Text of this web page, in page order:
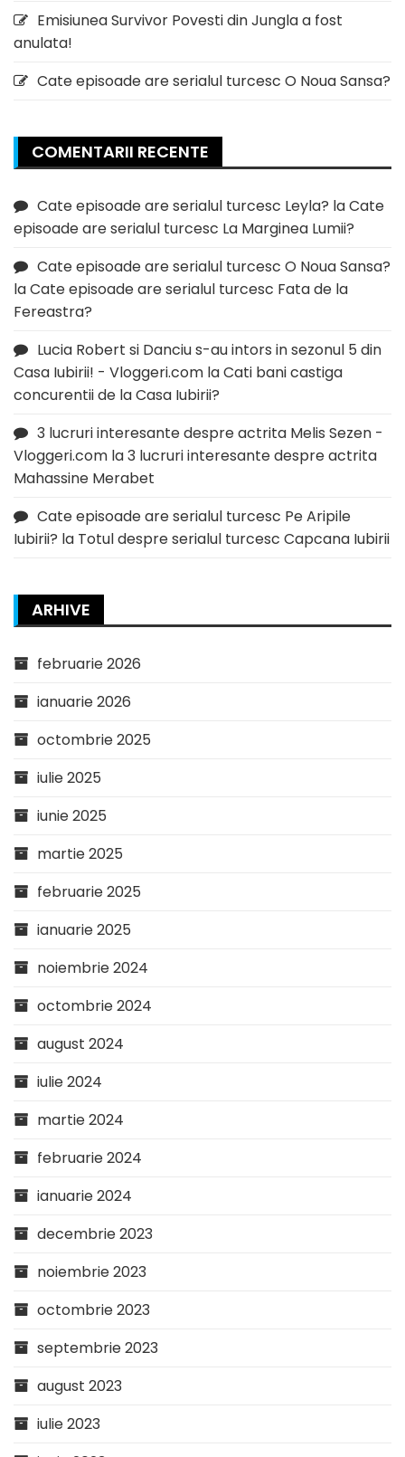
Emisiunea Survivor Povesti din Jungla a fost
anulata!
Cate episoade are serialul turcesc O Noua Sansa?
COMENTARII RECENTE
Cate episoade are serialul turcesc Leyla? laCate
episoade are serialul turcesc La Marginea Lumii?
Cate episoade are serialul turcesc O Noua Sansa?
laCate episoade are serialul turcesc Fata de la
Fereastra?
Lucia Robert si Danciu s-au intors in sezonul 5 din
Casa Iubirii! - Vloggeri.com laCati bani castiga
concurentii de la Casa Iubirii?
3 lucruri interesante despre actrita Melis Sezen -
Vloggeri.com la3 lucruri interesante despre actrita
Mahassine Merabet
Cate episoade are serialul turcesc Pe Aripile
Iubirii? la Totul despre serialul turcesc Capcana Iubirii
ARHIVE
februarie 2026
ianuarie 2026
octombrie 2025
iulie 2025
iunie 2025
martie 2025
februarie 2025
ianuarie 2025
noiembrie 2024
octombrie 2024
august 2024
iulie 2024
martie 2024
februarie 2024
ianuarie 2024
decembrie 2023
noiembrie 2023
octombrie 2023
septembrie 2023
august 2023
iulie 2023